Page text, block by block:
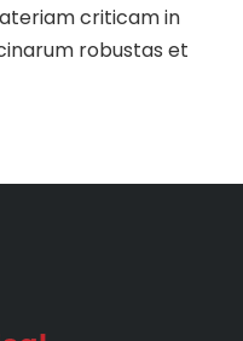
criticam in
robustas et